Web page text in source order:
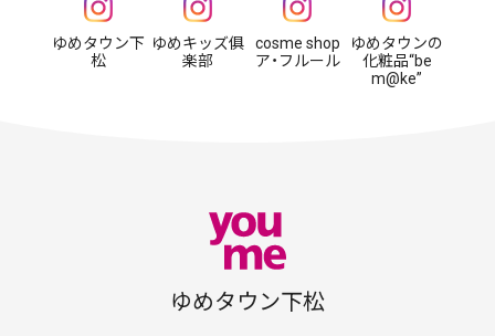
ゆめタウン下
松
ゆめキッズ俱
楽部
cosme shop
ア・フルール
ゆめタウンの
化粧品“be
m@ke”
ゆめタウン下松